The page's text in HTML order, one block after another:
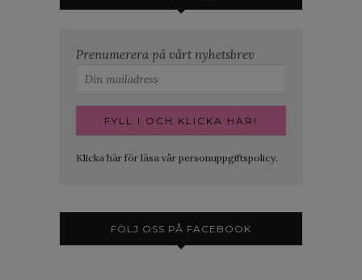
Prenumerera på vårt nyhetsbrev
Klicka här för läsa vår personuppgiftspolicy.
FÖLJ OSS PÅ FACEBOOK